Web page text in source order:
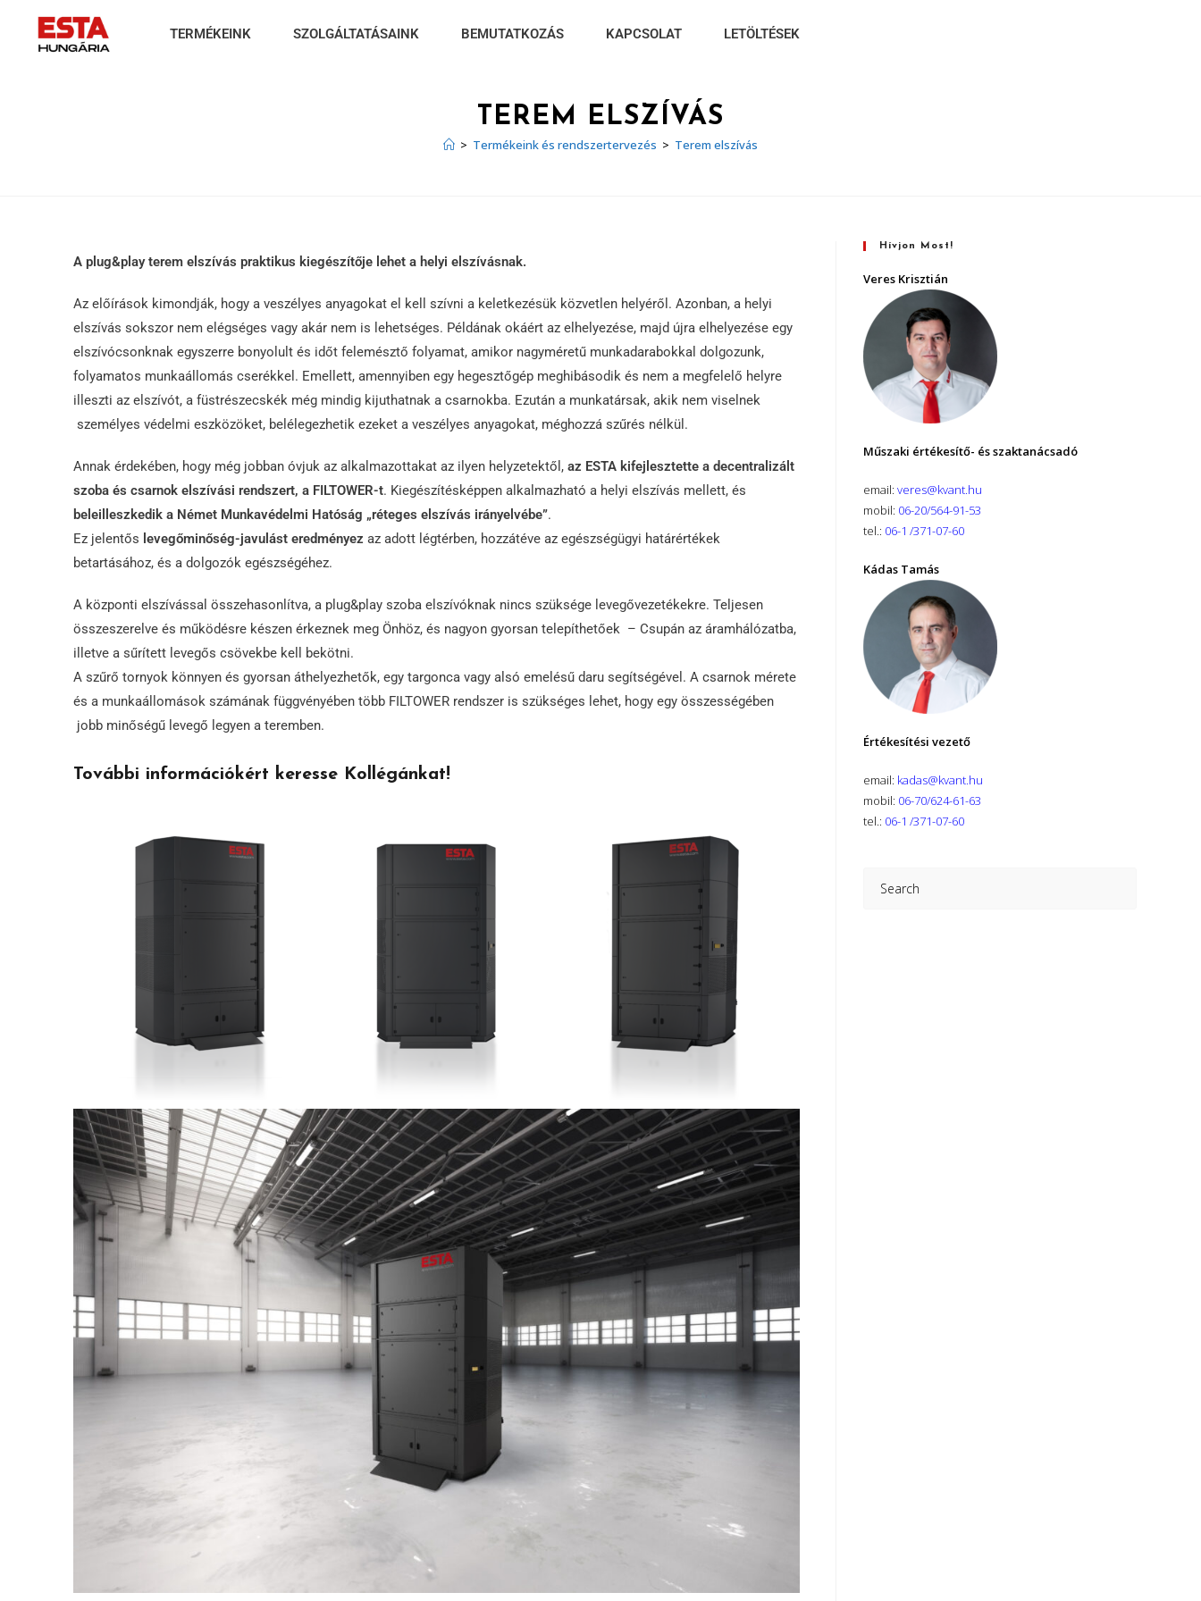
TERMÉKEINK SZOLGÁLTATÁSAINK BEMUTATKOZÁS KAPCSOLAT LETÖLTÉSEK
TEREM ELSZÍVÁS
> Termékeink és rendszertervezés > Terem elszívás
A plug&play terem elszívás praktikus kiegészítője lehet a helyi elszívásnak.
Az előírások kimondják, hogy a veszélyes anyagokat el kell szívni a keletkezésük közvetlen helyéről. Azonban, a helyi
elszívás sokszor nem elégséges vagy akár nem is lehetséges. Példának okáért az elhelyezése, majd újra elhelyezése egy
elszívócsonknak egyszerre bonyolult és időt felemésztő folyamat, amikor nagyméretű munkadarabokkal dolgozunk,
folyamatos munkaállomás cserékkel. Emellett, amennyiben egy hegesztőgép meghibásodik és nem a megfelelő helyre
illeszti az elszívót, a füstrészecskék még mindig kijuthatnak a csarnokba. Ezután a munkatársak, akik nem viselnek
személyes védelmi eszközöket, belélegezhetik ezeket a veszélyes anyagokat, méghozzá szűrés nélkül.
Annak érdekében, hogy még jobban óvjuk az alkalmazottakat az ilyen helyzetektől, az ESTA kifejlesztette a decentralizált
szoba és csarnok elszívási rendszert, a FILTOWER-t. Kiegészítésképpen alkalmazható a helyi elszívás mellett, és
beleilleszkedik a Német Munkavédelmi Hatóság „réteges elszívás irányelvébe”.
Ez jelentős levegőminőség-javulást eredményez az adott légtérben, hozzátéve az egészségügyi határértékek
betartásához, és a dolgozók egészségéhez.
A központi elszívással összehasonlítva, a plug&play szoba elszívóknak nincs szüksége levegővezetékekre. Teljesen
összeszerelve és működésre készen érkeznek meg Önhöz, és nagyon gyorsan telepíthetőek – Csupán az áramhálózatba,
illetve a sűrített levegős csövekbe kell bekötni.
A szűrő tornyok könnyen és gyorsan áthelyezhetők, egy targonca vagy alsó emelésű daru segítségével. A csarnok mérete
és a munkaállomások számának függvényében több FILTOWER rendszer is szükséges lehet, hogy egy összességében
jobb minőségű levegő legyen a teremben.
További információkért keresse Kollégánkat!
Hívjon Most!
Veres Krisztián
Műszaki értékesítő- és szaktanácsadó
email: veres@kvant.hu
mobil: 06-20/564-91-53
tel.: 06-1 /371-07-60
Kádas Tamás
Értékesítési vezető
email: kadas@kvant.hu
mobil: 06-70/624-61-63
tel.: 06-1 /371-07-60